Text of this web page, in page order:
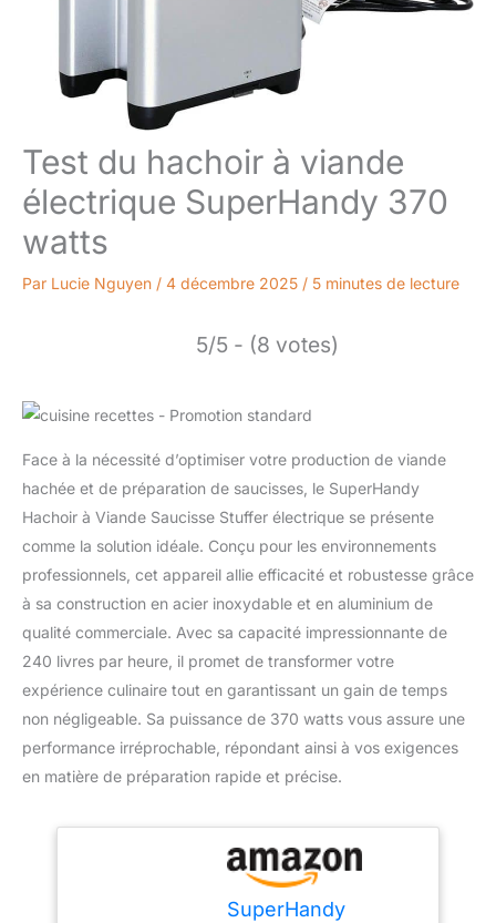
Test du hachoir à viande
électrique SuperHandy 370
watts
Par Lucie Nguyen / 4 décembre 2025 / 5 minutes de lecture
5/5 - (8 votes)
Face à la nécessité d’optimiser votre production de viande
hachée et de préparation de saucisses, le SuperHandy
Hachoir à Viande Saucisse Stuffer électrique se présente
comme la solution idéale. Conçu pour les environnements
professionnels, cet appareil allie efficacité et robustesse grâce
à sa construction en acier inoxydable et en aluminium de
qualité commerciale. Avec sa capacité impressionnante de
240 livres par heure, il promet de transformer votre
expérience culinaire tout en garantissant un gain de temps
non négligeable. Sa puissance de 370 watts vous assure une
performance irréprochable, répondant ainsi à vos exigences
en matière de préparation rapide et précise.
SuperHandy